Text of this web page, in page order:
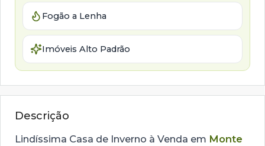
Fogão a Lenha
Imóveis Alto Padrão
Descrição
Lindíssima Casa de Inverno à Venda em Monte